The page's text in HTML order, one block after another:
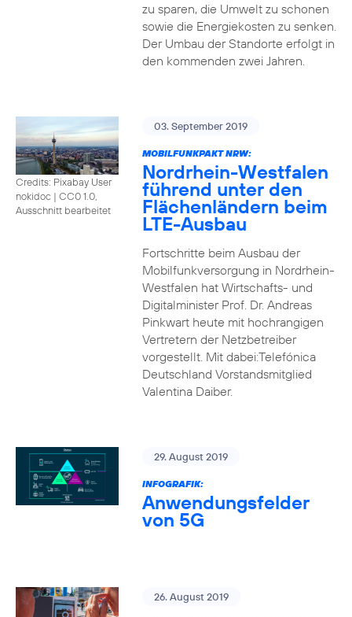
zu sparen, die Umwelt zu schonen
sowie die Energiekosten zu senken.
Der Umbau der Standorte erfolgt in
den kommenden zwei Jahren.
Credits: Pixabay User
nokidoc | CC0 1.0,
Ausschnitt bearbeitet
03. September 2019
MOBILFUNKPAKT NRW:
Nordrhein-Westfalen
führend unter den
Flächenländern beim
LTE-Ausbau
Fortschritte beim Ausbau der
Mobilfunkversorgung in Nordrhein-
Westfalen hat Wirtschafts- und
Digitalminister Prof. Dr. Andreas
Pinkwart heute mit hochrangigen
Vertretern der Netzbetreiber
vorgestellt. Mit dabei:Telefónica
Deutschland Vorstandsmitglied
Valentina Daiber.
29. August 2019
INFOGRAFIK:
Anwendungsfelder
von 5G
26. August 2019